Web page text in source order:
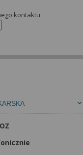
kontaktu
rejestracji